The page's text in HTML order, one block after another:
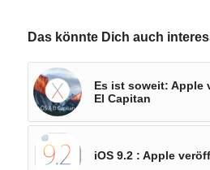
Das könnte Dich auch
Es ist soweit: Apple
El Capitan
iOS 9.2 : Apple